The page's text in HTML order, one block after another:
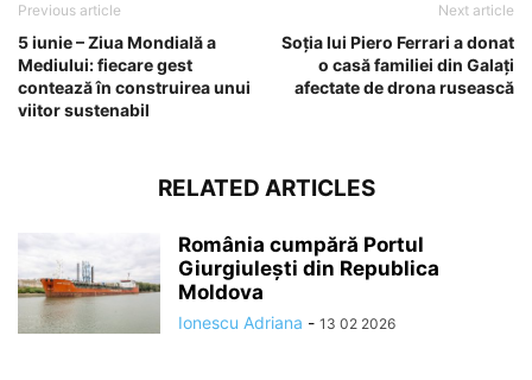
Previous article
5 iunie – Ziua Mondială a
Mediului: fiecare gest
contează în construirea unui
viitor sustenabil
Next article
Soția lui Piero Ferrari a donat
o casă familiei din Galați
afectate de drona rusească
RELATED ARTICLES
România cumpără Portul
Giurgiulești din Republica
Moldova
Ionescu Adriana - 13 02 2026